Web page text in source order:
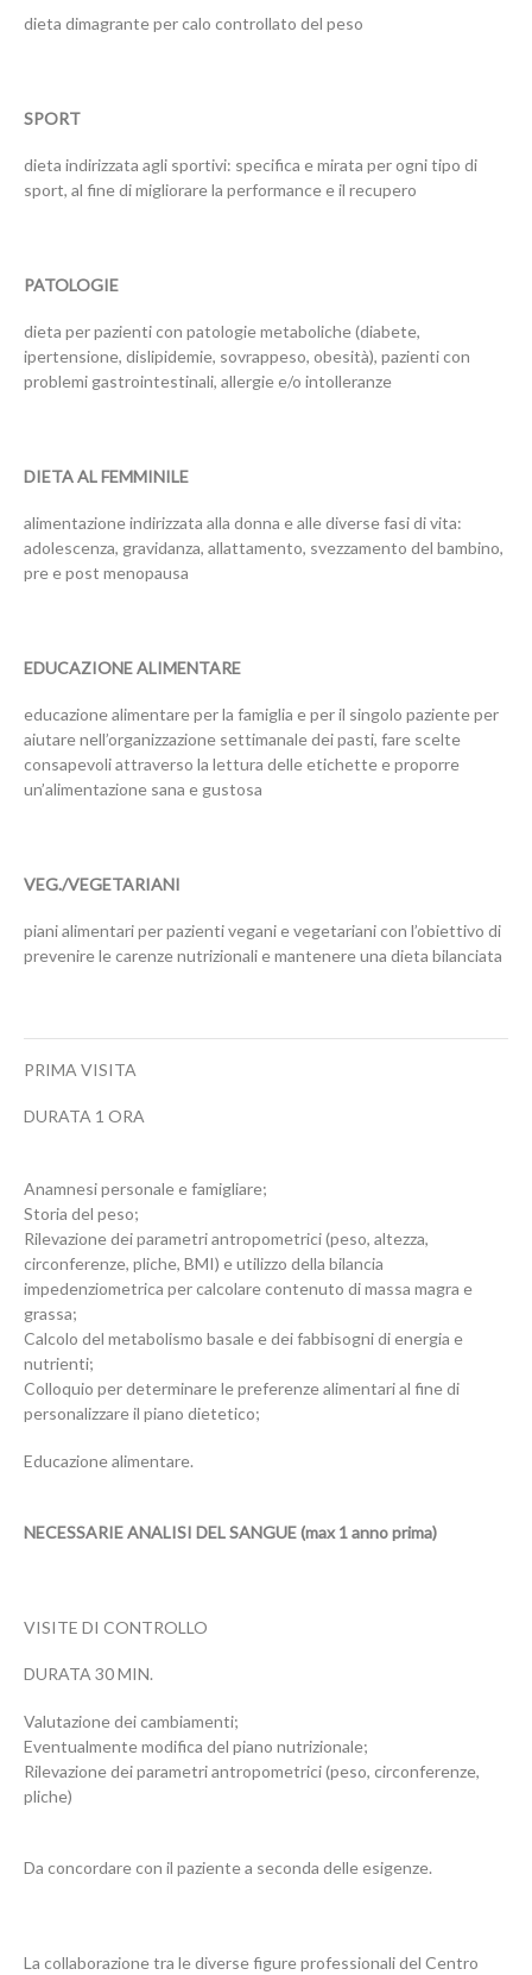
dieta dimagrante per calo controllato del peso
SPORT
dieta indirizzata agli sportivi: specifica e mirata per ogni tipo di
sport, al fine di migliorare la performance e il recupero
PATOLOGIE
dieta per pazienti con patologie metaboliche (diabete,
ipertensione, dislipidemie, sovrappeso, obesità), pazienti con
problemi gastrointestinali, allergie e/o intolleranze
DIETA AL FEMMINILE
alimentazione indirizzata alla donna e alle diverse fasi di vita:
adolescenza, gravidanza, allattamento, svezzamento del bambino,
pre e post menopausa
EDUCAZIONE ALIMENTARE
educazione alimentare per la famiglia e per il singolo paziente per
aiutare nell’organizzazione settimanale dei pasti, fare scelte
consapevoli attraverso la lettura delle etichette e proporre
un’alimentazione sana e gustosa
VEG./VEGETARIANI
piani alimentari per pazienti vegani e vegetariani con l’obiettivo di
prevenire le carenze nutrizionali e mantenere una dieta bilanciata
PRIMA VISITA
DURATA 1 ORA
Anamnesipersonaleefamigliare;
Storia del peso;
Rilevazionedeiparametriantropometrici(peso, altezza,
circonferenze, pliche, BMI) e utilizzo della bilancia
impedenziometrica per calcolare contenuto di massa magra e
grassa;
Calcolo del metabolismo basaleedeifabbisognidienergia e
nutrienti;
Colloquio perdeterminarelepreferenzealimentarial finedi
personalizzareil piano dietetico;
Educazionealimentare.
NECESSARIE ANALISI DEL SANGUE (max 1 anno prima)
VISITE DI CONTROLLO
DURATA 30 MIN.
Valutazionedeicambiamenti;
Eventualmentemodifica del piano nutrizionale;
Rilevazionedeiparametriantropometrici(peso, circonferenze,
pliche)
Da concordarecon il pazientea seconda delleesigenze.
La collaborazione tra le diverse figure professionali del Centro